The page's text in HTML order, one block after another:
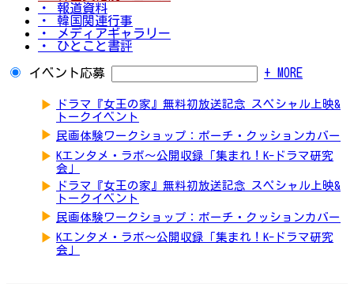
・ 報道資料
・ 韓国関連行事
・ メディアギャラリー
・ ひとこと書評
イベント応募 + MORE
▶
ドラマ『女王の家』無料初放送記念 スペシャル上映&
トークイベント
▶ 民画体験ワークショップ：ポーチ・クッションカバー
▶ Kエンタメ・ラボ～公開収録「集まれ！K-ドラマ研究
会」
▶
ドラマ『女王の家』無料初放送記念 スペシャル上映&
トークイベント
▶ 民画体験ワークショップ：ポーチ・クッションカバー
▶ Kエンタメ・ラボ～公開収録「集まれ！K-ドラマ研究
会」